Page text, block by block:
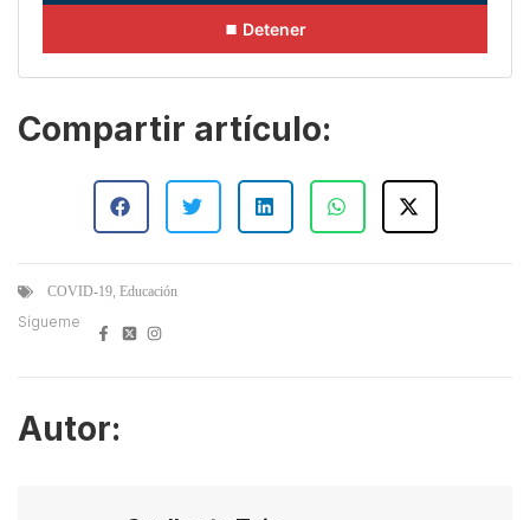
⏹ Detener
Compartir artículo:
COVID-19, Educación
Sígueme
Autor: